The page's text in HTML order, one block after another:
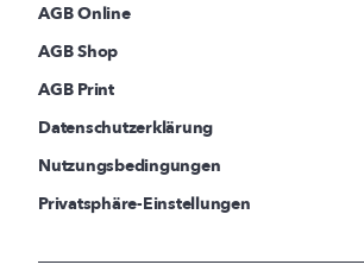
AGB Online
AGB Shop
AGB Print
Datenschutzerklärung
Nutzungsbedingungen
Privatsphäre-Einstellungen